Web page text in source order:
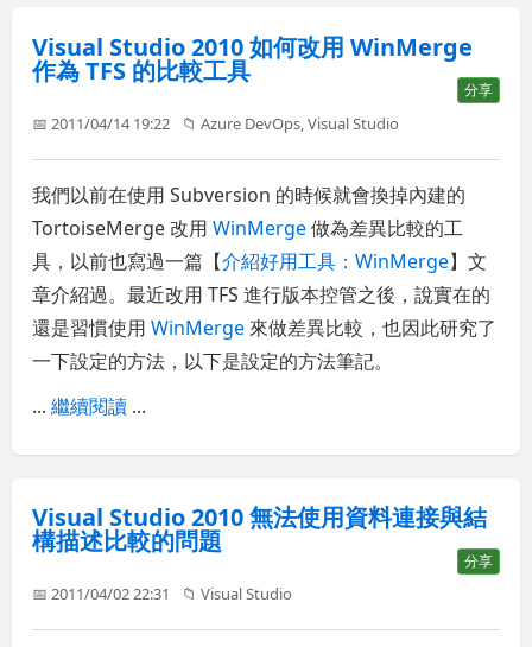
Visual Studio 2010 如何改用 WinMerge
作為 TFS 的比較工具
分享
📅 2011/04/14 19:22 📁Azure DevOps ,Visual Studio
我們以前在使用 Subversion 的時候就會換掉內建的
TortoiseMerge 改用WinMerge做為差異比較的工
具，以前也寫過一篇【介紹好用工具：WinMerge】文
章介紹過。最近改用 TFS 進行版本控管之後，說實在的
還是習慣使用WinMerge 來做差異比較，也因此研究了
一下設定的方法，以下是設定的方法筆記。
...繼續閱讀 ...
Visual Studio 2010 無法使用資料連接與結
構描述比較的問題
分享
📅 2011/04/02 22:31 📁Visual Studio